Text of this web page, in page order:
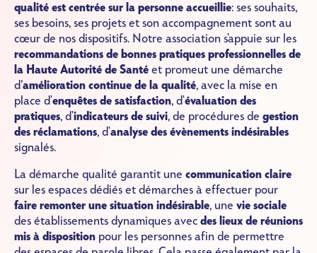
qualité est centrée sur la personne accueillie: ses souhaits,
ses besoins, ses projets et son accompagnement sont au
cœur de nos dispositifs. Notre association s'appuie sur les
recommandations de bonnes pratiques professionnelles de
la Haute Autorité de Santé et promeut une démarche
d’amélioration continue de la qualité, avec la mise en
place d'enquêtes de satisfaction, d'évaluation des
pratiques, d'indicateurs de suivi, de procédures de gestion
des réclamations, d'analyse des évènements indésirables
signalés.
La démarche qualité garantit une communication claire
sur les espaces dédiés et démarches à effectuer pour
faire remonter une situation indésirable, une vie sociale
des établissements dynamiques avec des lieux de réunions
mis à disposition pour les personnes afin de permettre